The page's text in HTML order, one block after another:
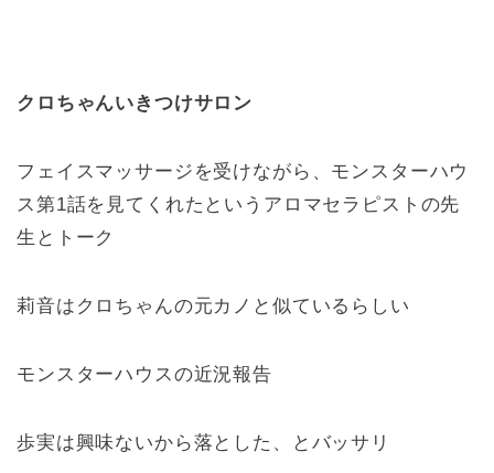
クロちゃんいきつけサロン
フェイスマッサージを受けながら、モンスターハウ
ス第1話を見てくれたというアロマセラピストの先
生とトーク
莉音はクロちゃんの元カノと似ているらしい
モンスターハウスの近況報告
歩実は興味ないから落とした、とバッサリ